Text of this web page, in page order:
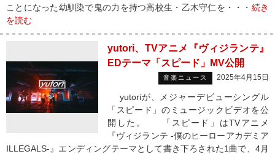
ことになった幼馴染で鬼の力を持つ高校生・乙木守仁を・・・ 続き
を読む
yutori、TVアニメ『ヴィジランテ』
EDテーマ「スピード」MV公開
音楽ニュース 2025年4月15日
yutoriが、メジャーデビューシングル
「スピード」のミュージックビデオを公
開した。 「スピード」はTVアニメ
『ヴィジランテ -僕のヒーローアカデミア
ILLEGALS-』エンディングテーマとして書き下ろされた1曲で、4月